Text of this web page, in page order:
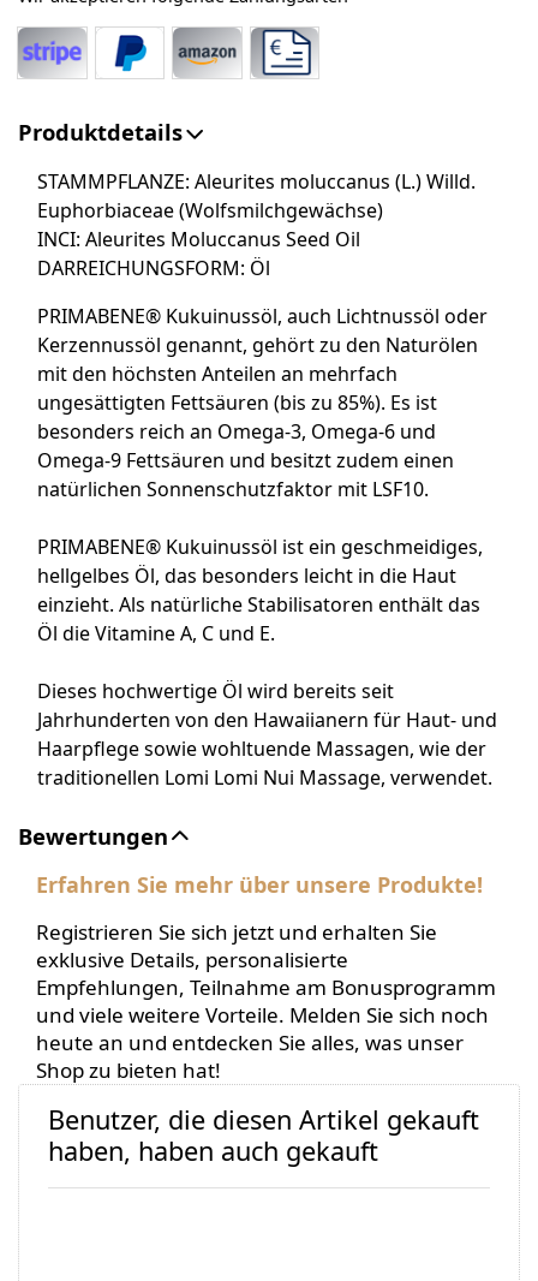
Produktdetails
STAMMPFLANZE: Aleurites moluccanus (L.) Willd.
Euphorbiaceae (Wolfsmilchgewächse)
INCI: Aleurites Moluccanus Seed Oil
DARREICHUNGSFORM: Öl
PRIMABENE® Kukuinussöl, auch Lichtnussöl oder
Kerzennussöl genannt, gehört zu den Naturölen
mit den höchsten Anteilen an mehrfach
ungesättigten Fettsäuren (bis zu 85%). Es ist
besonders reich an Omega-3, Omega-6 und
Omega-9 Fettsäuren und besitzt zudem einen
natürlichen Sonnenschutzfaktor mit LSF10.
PRIMABENE® Kukuinussöl ist ein geschmeidiges,
hellgelbes Öl, das besonders leicht in die Haut
einzieht. Als natürliche Stabilisatoren enthält das
Öl die Vitamine A, C und E.
Dieses hochwertige Öl wird bereits seit
Jahrhunderten von den Hawaiianern für Haut- und
Haarpflege sowie wohltuende Massagen, wie der
traditionellen Lomi Lomi Nui Massage, verwendet.
Bewertungen
Erfahren Sie mehr über unsere Produkte!
Registrieren Sie sich jetzt und erhalten Sie
exklusive Details, personalisierte
Empfehlungen, Teilnahme am Bonusprogramm
und viele weitere Vorteile. Melden Sie sich noch
heute an und entdecken Sie alles, was unser
Shop zu bieten hat!
Benutzer, die diesen Artikel gekauft
haben, haben auch gekauft